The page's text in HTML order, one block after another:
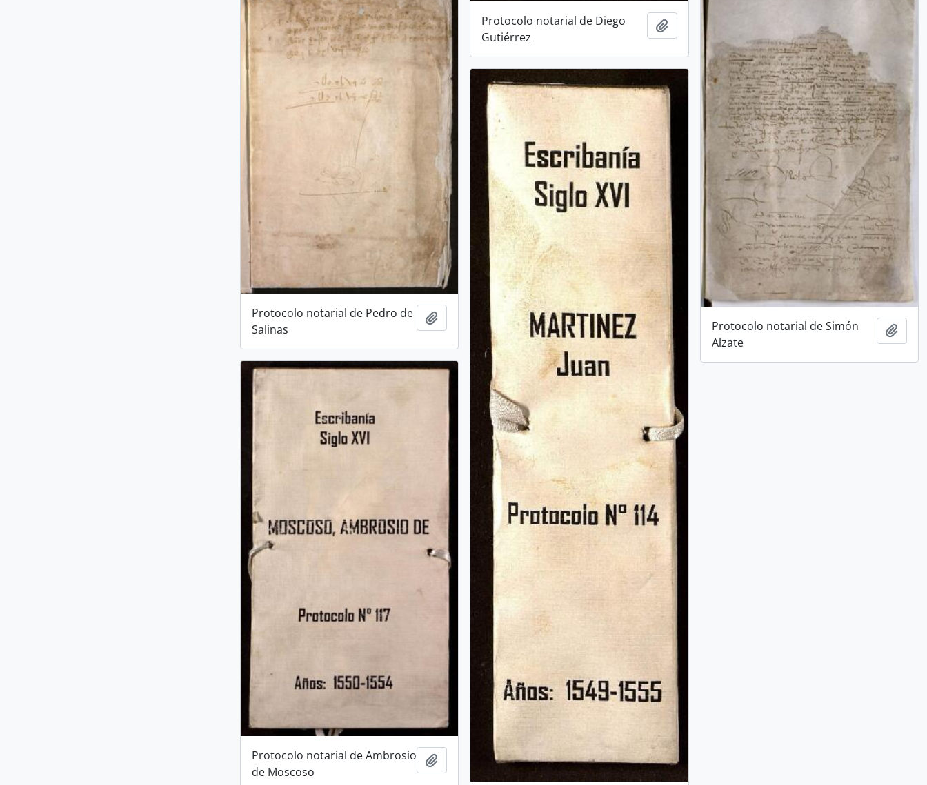
Protocolo notarial de Diego
Gutiérrez
Añadir al portapapeles
Protocolo notarial de Pedro de
Salinas
Añadir al portapapeles
Protocolo notarial de Simón
Alzate
Protocolo notarial de Ambrosio
de Moscoso
Añadir al portapapeles